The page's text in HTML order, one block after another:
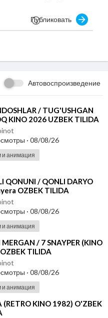
Публиковать
Автовоспроизведение
/ TUG'USHGAN
KINO 2026 UZBEK TILIDA
· 08/08/26
и анимация
QONUNI / QONLI DARYO
OZBEK TILIDA
· 08/08/26
и анимация
/ 7 SNAYPER (KINO
TILIDA
· 08/08/26
и анимация
(RETRO KINO 1982) O'ZBEK